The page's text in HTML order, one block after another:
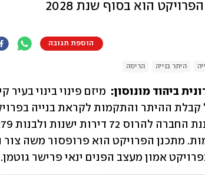
הוא בסוף שנת 2028
הוספת תגובה
היתר בנייה הריסה
ביהוד מונוסון:
אמון מעצב הפנים ינאי פרישר גוטמן.